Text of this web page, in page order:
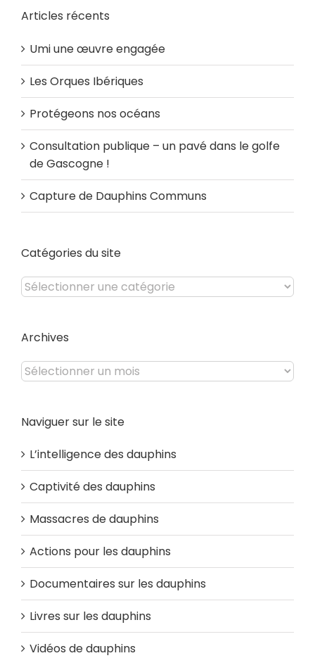
Articles récents
Umi une œuvre engagée
Les Orques Ibériques
Protégeons nos océans
Consultation publique – un pavé dans le golfe
de Gascogne !
Capture de Dauphins Communs
Catégories du site
Catégories
du
Archives
Archives
Naviguer sur le site
L’intelligence des dauphins
Captivité des dauphins
Massacres de dauphins
Actions pour les dauphins
Documentaires sur les dauphins
Livres sur les dauphins
Vidéos de dauphins